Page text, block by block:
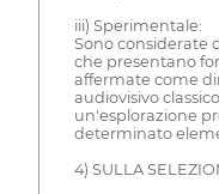
iii) Sperimentale:
Sono considerate
che presentano
affermate come
audiovisivo
un'esplorazione
determinato
4) SULLA